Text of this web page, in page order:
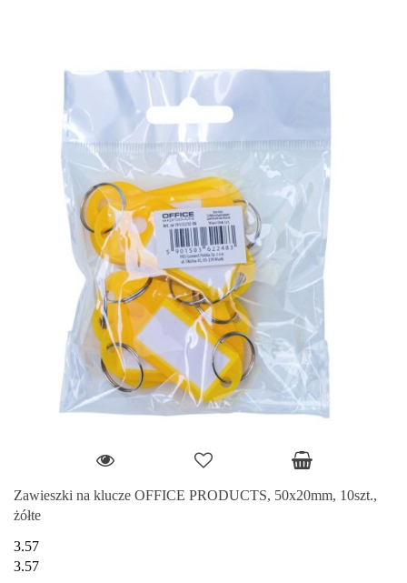
Zawieszki na klucze OFFICE PRODUCTS, 50x20mm, 10szt.,
żółte
3.57
3.57